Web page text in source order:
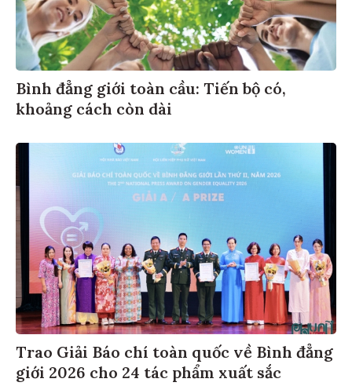
Bình đẳng giới toàn cầu: Tiến bộ có,
khoảng cách còn dài
Trao Giải Báo chí toàn quốc về Bình đẳng
giới 2026 cho 24 tác phẩm xuất sắc